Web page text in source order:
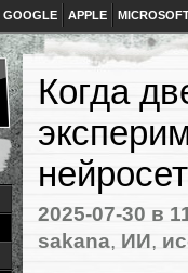
GOOGLE APPLE
Когда
2025-07-30 в
sakana, ИИ,